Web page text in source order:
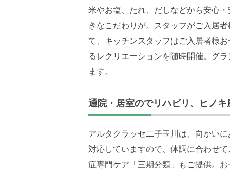
米やお塩、たれ、だしなどから安心
きなこだわりが。スタッフがご入居
て、キッチンスタッフはご入居者様
るレクリエーションを随時開催。グ
ます。
通院・居室のでリハビリ、ヒノ
アルタクラッセ二子玉川は、向かい
対応していますので、体調に合わせ
症専門ケア「三期分類」もご提供。